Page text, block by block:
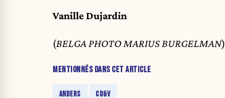
Vanille Dujardin
(BELGA PHOTO MARIUS BURGELMAN)
MENTIONNÉS DANS CET ARTICLE
ANDERS CD&V